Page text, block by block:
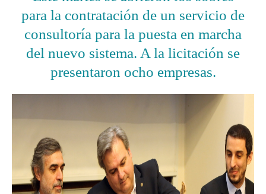
para la contratación de un servicio de
consultoría para la puesta en marcha
del nuevo sistema. A la licitación se
presentaron ocho empresas.